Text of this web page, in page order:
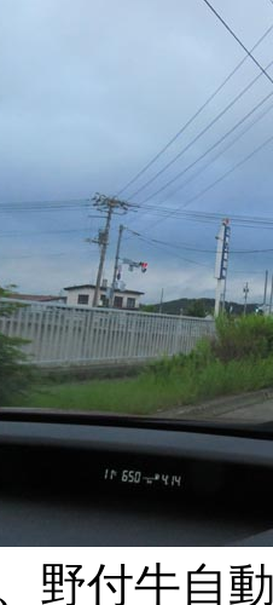
野付牛自